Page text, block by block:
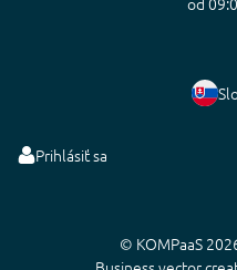
Prihlásiť sa
© KOMPaaS